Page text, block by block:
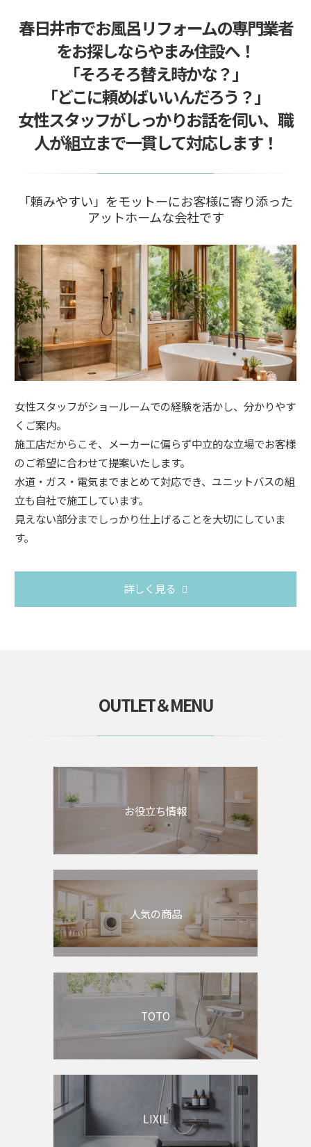
2025/12/29
給湯器交換はどこに頼んでも同じ？
2025/12/22
給湯器の追い焚き配管一つ穴と二つ穴の違い
2026/05/17
新商品 カスタムバニティをご紹介
春日井市でお風呂リフォームの専門業者
をお探しならやまみ住設へ！
「そろそろ替え時かな？」
「どこに頼めばいいんだろう？」
女性スタッフがしっかりお話を伺い、職
人が組立まで一貫して対応します！
「頼みやすい」をモットーにお客様に寄り添った
アットホームな会社です
女性スタッフがショールームでの経験を活かし、分かりやす
くご案内。
施工店だからこそ、メーカーに偏らず中立的な立場でお客様
のご希望に合わせて提案いたします。
水道・ガス・電気までまとめて対応でき、ユニットバスの組
立も自社で施工しています。
見えない部分までしっかり仕上げることを大切にしていま
す。
詳しく見る
OUTLET＆MENU
お役立ち情報
人気の商品
TOTO
LIXIL